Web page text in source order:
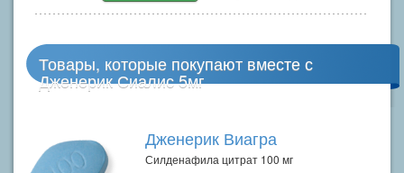
Товары, которые покупают вместе с
Дженерик Сиалис 5мг
Дженерик Виагра
Силденафила цитрат 100 мг